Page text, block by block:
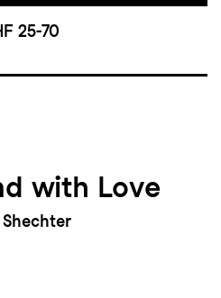
25-70
with Love